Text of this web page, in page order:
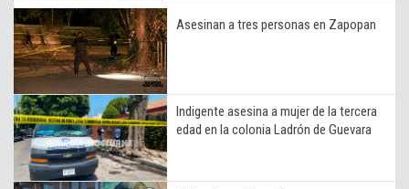
Asesinan a tres personas en Zapopan
Indigente asesina a mujer de la tercera
edad en la colonia Ladrón de Guevara